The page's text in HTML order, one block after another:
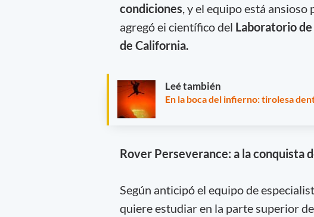
condiciones , y el equipo está ansioso
agregó ei científico del Laboratorio
de California.
Leé también
En la boca del infierno: tirolesa
Rover Perseverance: a la conquista
Según anticipó el equipo de
quiere estudiar en la parte superior